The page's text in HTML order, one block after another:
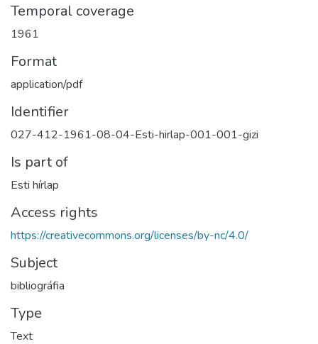
Temporal coverage
1961
Format
application/pdf
Identifier
027-412-1961-08-04-Esti-hirlap-001-001-gizi
Is part of
Esti hírlap
Access rights
https://creativecommons.org/licenses/by-nc/4.0/
Subject
bibliográfia
Type
Text